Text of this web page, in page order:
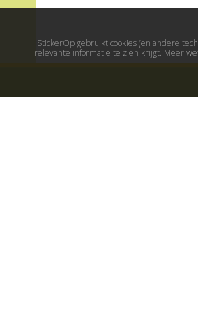
StickerOp gebruikt cookies (en andere
relevante informatie te zien krijgt. Meer